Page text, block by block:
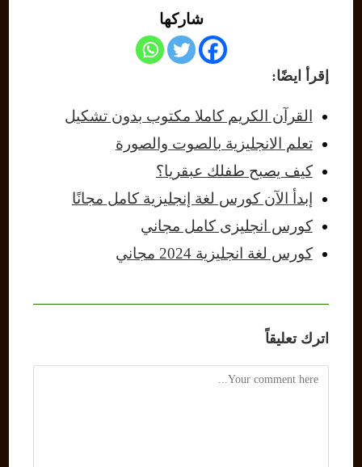
شاركها
إقرأ ايضًا:
القرآن الكريم كاملا مكتوب بدون تشكيل
تعلم الانجليزية بالصوت والصورة
كيف يصبح طفلك عبقريا؟
إبدأ الآن كورس لغة إنجليزية كامل مجانًا
كورس انجليزى كامل مجاني
كورس لغة انجليزية 2024 مجاني
اترك تعليقاً
Comment